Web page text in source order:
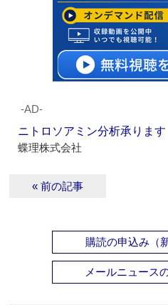
‐AD‐
ニトロソアミン分析承りま
蝶理株式会社
« 前の記事
購読の申込み（
メールニュース